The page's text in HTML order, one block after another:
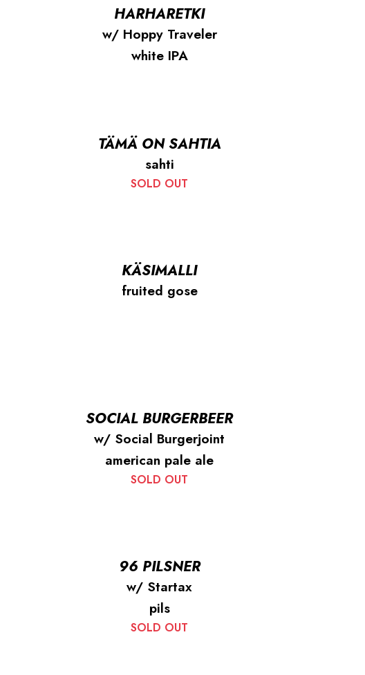
HARHARETKI
w/ Hoppy Traveler
white IPA
TÄMÄ ON SAHTIA
sahti
SOLD OUT
KÄSIMALLI
fruited gose
SOCIAL BURGERBEER
w/ Social Burgerjoint
american pale ale
SOLD OUT
96 PILSNER
w/ Startax
pils
SOLD OUT